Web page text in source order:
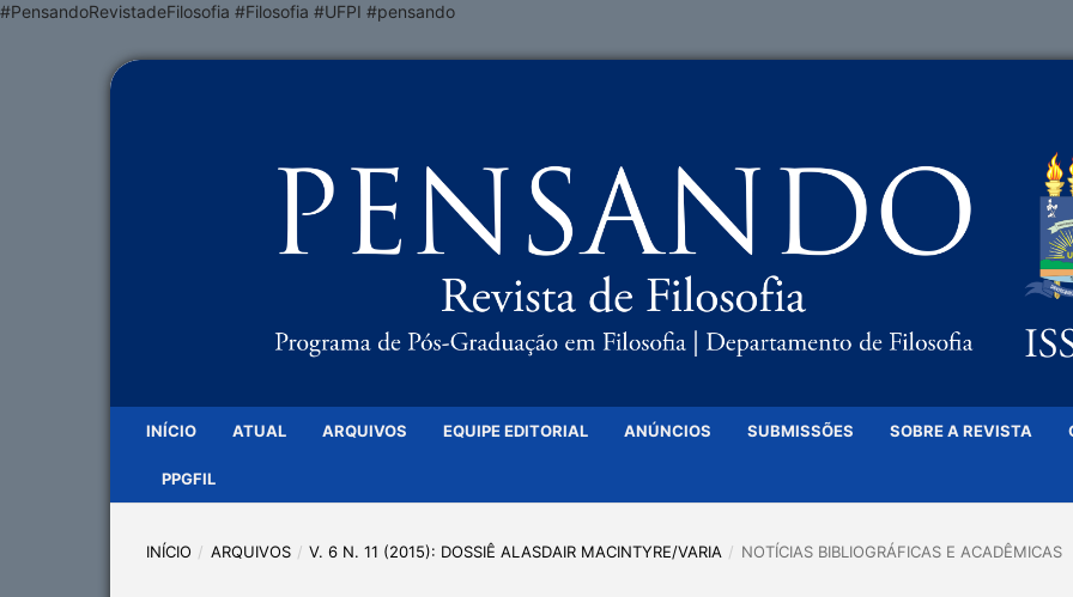
#PensandoRevistadeFilosofia #Filosofia #UFPI #pensando
INÍCIO ATUAL ARQUIVOS EQUIPE EDITORIAL ANÚNCIOS SUBMISSÕES SOBRE A REVISTA
PPGFIL
INÍCIO / ARQUIVOS / V. 6 N. 11 (2015): DOSSIÊ ALASDAIR MACINTYRE/VARIA / NOTÍCIAS BIBLIOGRÁFICAS E ACADÊMICAS